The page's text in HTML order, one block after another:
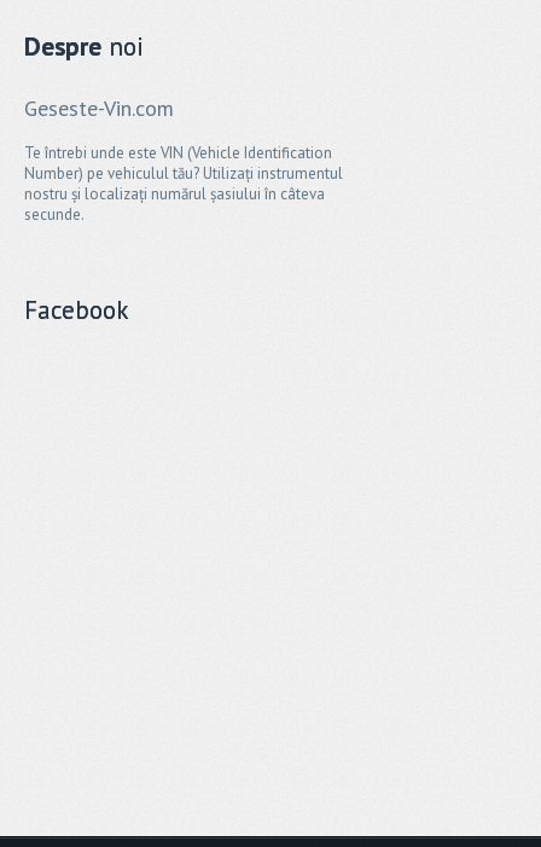
Despre noi
Geseste-Vin.com
Te întrebi unde este VIN (Vehicle Identification
Number) pe vehiculul tău? Utilizați instrumentul
nostru și localizați numărul șasiului în câteva
secunde.
Facebook